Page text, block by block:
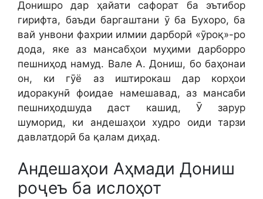
Донишро дар ҳайати сафорат ба эътибор
гирифта, баъди баргаштани ӯ ба Бухоро, ба
вай унвони фахрии илмии дарборӣ «ӯроқ»-ро
дода, яке аз мансабҳои муҳими дарборро
пешниҳод намуд. Вале А. Дониш, бо баҳонаи
он, ки гӯё аз иштирокаш дар корҳои
идоракунӣ фоидае намешавад, аз мансаби
пешниҳодшуда даст кашид, Ӯ зарур
шуморид, ки андешаҳои худро оиди тарзи
давлатдорӣ ба қалам диҳад.
Андешаҳои Аҳмади Дониш
роҷеъ ба ислоҳот